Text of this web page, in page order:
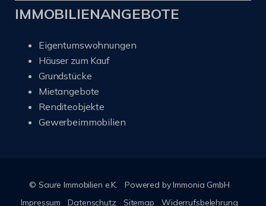
IMMOBILIENANGEBOTE
Eigentumswohnungen
Häuser zum Kauf
Grundstücke
Mietangebote
Renditeobjekte
Gewerbeimmobilien
© Saure Immobilien e.K.
Powered by Immonia GmbH
Impressum
Datenschutz Sitemap Widerrufsbelehrung